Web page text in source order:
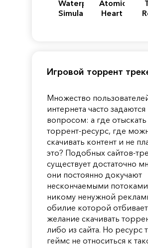
Waterpark
Simulator
Atomic
Heart
Игровой торрент
Множество
интернета часто задаются
вопросом: а где отыскать
торрент-ресурс, где
скачивать контент и не
это? Подобных сайтов-
существует достаточно
они постоянно докучают
нескончаемыми потоками
никому ненужной
обилие которой
желание скачивать
либо из сайта. Но ресурс
геймс не относиться к